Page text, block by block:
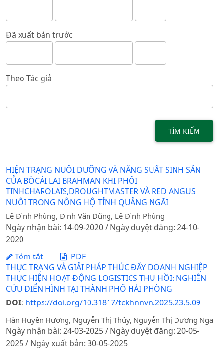
Đã xuất bản trước
Theo Tác giả
TÌM KIẾM
HIỆN TRẠNG NUÔI DƯỠNG VÀ NĂNG SUẤT SINH SẢN
CỦA BÒCÁI LAI BRAHMAN KHI PHỐI
TINHCHAROLAIS,DROUGHTMASTER VÀ RED ANGUS
NUÔI TRONG NÔNG HỘ TỈNH QUẢNG NGÃI
Lê Đình Phùng, Đinh Văn Dũng, Lê Đình Phùng
Ngày nhận bài: 14-09-2020 / Ngày duyệt đăng: 24-10-
2020
Tóm tắt
PDF
THỰC TRẠNG VÀ GIẢI PHÁP THÚC ĐẨY DOANH NGHIỆP
THỰC HIỆN HOẠT ĐỘNG LOGISTICS THU HỒI: NGHIÊN
CỨU ĐIỂN HÌNH TẠI THÀNH PHỐ HẢI PHÒNG
DOI: https://doi.org/10.31817/tckhnnvn.2025.23.5.09
Hàn Huyền Hương, Nguyễn Thị Thủy, Nguyễn Thị Dương Nga
Ngày nhận bài: 24-03-2025 / Ngày duyệt đăng: 20-05-
2025 / Ngày xuất bản: 30-05-2025